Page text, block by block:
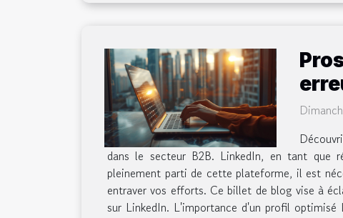
dans le secteur B2B. LinkedIn, en tant que
pleinement parti de cette plateforme, il est
entraver vos efforts. Ce billet de blog vise à
sur LinkedIn. L'importance d'un profil